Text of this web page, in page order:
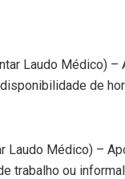
Laudo Médico) –
de
Médico) –
ou informal